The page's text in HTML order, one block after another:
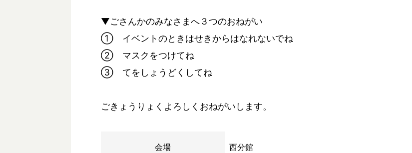
▼ごさんかのみなさまへ３つのおねがい
① イベントのときはせきからはなれないでね
② マスクをつけてね
③ てをしょうどくしてね
ごきょうりょくよろしくおねがいします。
会場 西分館